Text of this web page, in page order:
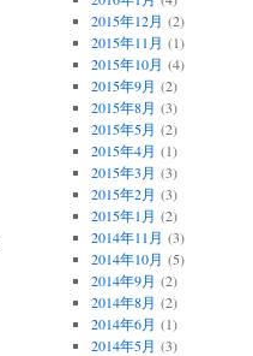
2015年12月 (2)
2015年11月 (1)
2015年10月 (4)
2015年9月 (2)
2015年8月 (3)
2015年5月 (2)
2015年4月 (1)
2015年3月 (3)
2015年2月 (3)
2015年1月 (2)
2014年11月 (3)
2014年10月 (5)
2014年9月 (2)
2014年8月 (2)
2014年6月 (1)
2014年5月 (3)